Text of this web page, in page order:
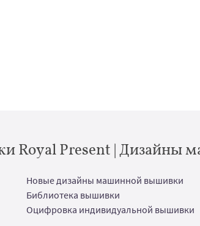
Royal Present | Дизайны
Новые дизайны машинной вышивки
Библиотека вышивки
Оцифровка индивидуальной вышивки